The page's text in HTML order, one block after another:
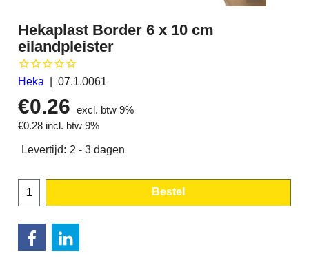
Hekaplast Border 6 x 10 cm
eilandpleister
Heka 07.1.0061
€0.26
excl. btw 9%
€0.28 incl. btw 9%
Levertijd: 2 - 3 dagen
Bestel